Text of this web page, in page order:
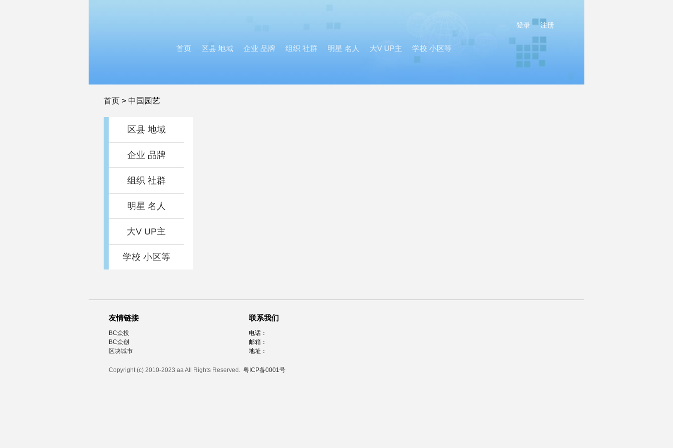
注册
登录
首页 区县 地域 企业 品牌 组织 社群 明星 名人 大V UP主 学校 小区等
首页 > 中国园艺
区县 地域
企业 品牌
组织 社群
明星 名人
大V UP主
学校 小区等
友情链接
BC众投
BC众创
区块城市
联系我们
电话：
邮箱：
地址：
Copyright (c) 2010-2023 aa All Rights Reserved. 粤ICP备0001号